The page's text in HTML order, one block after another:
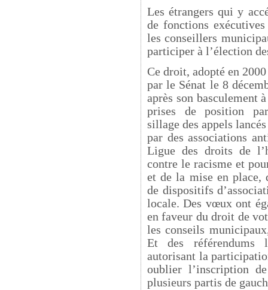
Les étrangers qui y
de fonctions
les conseillers
participer à l’élection
Ce droit, adopté en
par le Sénat le 8
après son basculement
prises de position
sillage des appels
par des associations
Ligue des droits de
contre le racisme et
et de la mise en place,
de dispositifs
locale. Des vœux ont
en faveur du droit de
les conseils
Et des référendums
autorisant la
oublier l’inscription
plusieurs partis de